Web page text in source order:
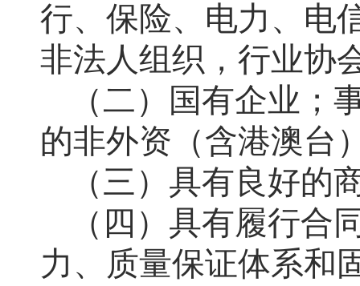
行、保险、电力、电
非法人组织，行业协
（二）国有企业；
的非外资（含港澳台
（三）具有良好的
（四）具有履行合
力、质量保证体系和